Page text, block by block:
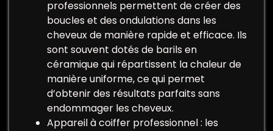
professionnels permettent de créer des
boucles et des ondulations dans les
cheveux de manière rapide et efficace. Ils
sont souvent dotés de barils en
céramique qui répartissent la chaleur de
manière uniforme, ce qui permet
d’obtenir des résultats parfaits sans
endommager les cheveux.
Appareil à coiffer professionnel : les